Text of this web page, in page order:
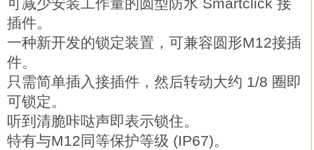
可减少安装工作量的圆型防水 Smartclick 接
插件。
一种新开发的锁定装置，可兼容圆形M12接插
件。
只需简单插入接插件，然后转动大约 1/8 圈即
可锁定。
听到清脆咔哒声即表示锁住。
特有与M12同等保护等级 (IP67)。